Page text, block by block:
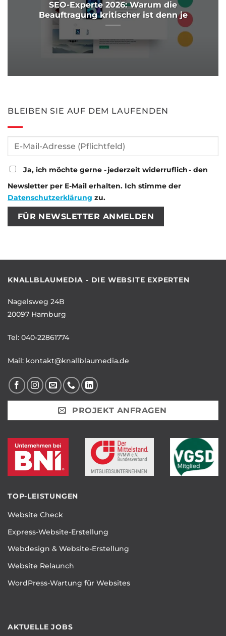
SEO-Experte 2026: Warum die
Beauftragung kritischer ist denn je
BLEIBEN SIE AUF DEM LAUFENDEN
Ja, ich möchte gerne - jederzeit widerruflich - den
Newsletter per E-Mail erhalten. Ich stimme der
Datenschutzerklärung zu.
Bitte lasse dieses Feld leer.
Bitte lasse dieses Feld leer.
KNALLBLAUMEDIA - DIE WEBSITE EXPERTEN
Nagelsweg 24B
20097 Hamburg
Tel: 040-22861774
Mail: kontakt@knallblaumedia.de
PROJEKT ANFRAGEN
TOP-LEISTUNGEN
Website Check
Express-Website-Erstellung
Webdesign & Website-Erstellung
Website Relaunch
WordPress-Wartung für Websites
AKTUELLE JOBS